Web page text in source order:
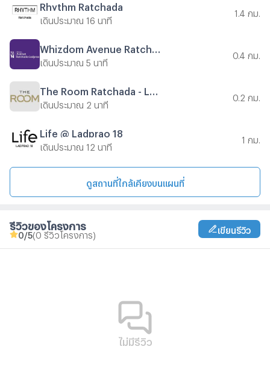
Rhythm Ratchada
เดินประมาณ 16 นาที
1.4 กม.
เดินประมาณ 5 นาที
0.4 กม.
เดินประมาณ 2 นาที
0.2 กม.
Life @ Ladprao 18
เดินประมาณ 12 นาที
1 กม.
ดูสถานที่ใกล้เคียงบนแผนที่
รีวิวของโครงการ
0 /5(0 รีวิวโครงการ)
เขียนรีวิว
ไม่มีรีวิว